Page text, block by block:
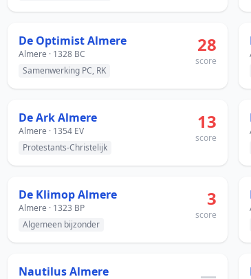
De Optimist Almere
Almere · 1328 BC
Samenwerking PC, RK
28
score
De Ark Almere
Almere · 1354 EV
Protestants-Christelijk
13
score
De Klimop Almere
Almere · 1323 BP
Algemeen bijzonder
3
score
Nautilus Almere